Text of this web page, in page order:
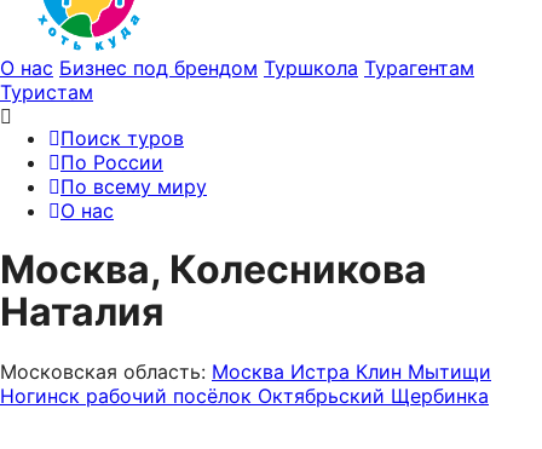
О нас Бизнес под брендом Туршкола Турагентам
Туристам
Поиск туров
По России
По всему миру
О нас
Москва, Колесникова
Наталия
Московская область: Москва Истра Клин Мытищи
Ногинск рабочий посёлок Октябрьский Щербинка